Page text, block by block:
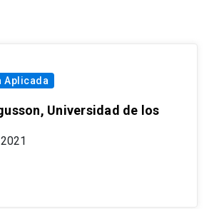
Aplicada
Universidad de los